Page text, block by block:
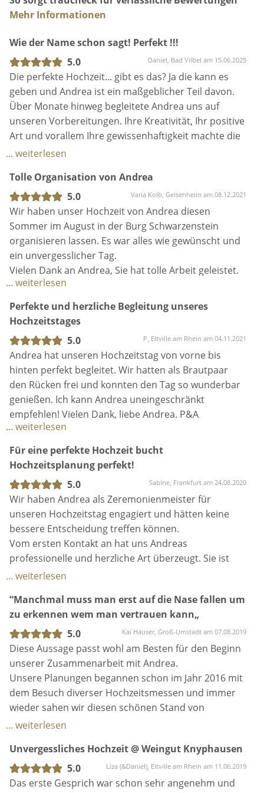
Herzliche Grüße
eure Andrea
Mehr Informationen
Wie der Name schon sagt! Perfekt !!!
5.0
Daniel, Bad Vilbel am 15.06.2025
Die perfekte Hochzeit... gibt es das? Ja die kann es
geben und Andrea ist ein maßgeblicher Teil davon.
Über Monate hinweg begleitete Andrea uns auf
unseren Vorbereitungen. Ihre Kreativität, Ihr positive
Art und vorallem Ihre gewissenhaftigkeit machte die
Vorbereitung für uns zu einem enstpannten und
Zeremonie und der große Tag sind entscheidend,
sondern die minutiöse, monatelange
Vorbereitungszeit.
Ohne Andrea, hätten wir unsere Hochzeit nicht
planen können, wichtiger noch: ohne Andrea hätten
wir nicht die Freude daran gehabt.
Vielen Vielen Dank nochmals für Dein Engagement
und Deine fantastische Art Dinge zu planen und uns,
ermöglichen.
An alle Paare die unentschlossen sind: In unseren
Augen, kann es keiner besser als Andrea.
... weiterlesen
Tolle Organisation von Andrea
5.0
Varia Kolb, Geisenheim am 08.12.2021
Wir haben unser Hochzeit von Andrea diesen
Sommer im August in der Burg Schwarzenstein
organisieren lassen. Es war alles wie gewünscht und
ein unvergesslicher Tag.
Vielen Dank an Andrea, Sie hat tolle Arbeit geleistet.
... weiterlesen
Perfekte und herzliche Begleitung unseres
Hochzeitstages
5.0
P, Eltville am Rhein am 04.11.2021
Andrea hat unseren Hochzeitstag von vorne bis
hinten perfekt begleitet. Wir hatten als Brautpaar
den Rücken frei und konnten den Tag so wunderbar
genießen. Ich kann Andrea uneingeschränkt
empfehlen! Vielen Dank, liebe Andrea. P&A
... weiterlesen
Für eine perfekte Hochzeit bucht
Hochzeitsplanung perfekt!
5.0
Sabine, Frankfurt am 24.08.2020
Wir haben Andrea als Zeremonienmeister für
unseren Hochzeitstag engagiert und hätten keine
bessere Entscheidung treffen können.
Vom ersten Kontakt an hat uns Andreas
professionelle und herzliche Art überzeugt. Sie ist
super organisiert und denkt einfach an alles.
Aufgrund von Corona mussten wir 3 Monate vor der
Hochzeit die ganze Planung, Locations und Gästeliste
umschmeißen. Es waren nervenaufreibende Wochen
mit täglichen Auf und Abs. Auch da stand uns Andrea
jederzeit mit guten Ratschlägen, Hinweisen und
einem offenen Ohr zur Zeit. Sie war immer für uns
erreichbar und sie wurde zu meiner engsten
Vertrauten während der Hochzeitsplanung.
fällt es mir normalerweise schwer, Dinge aus der
Hand zu geben. Bei Andrea war dies gar nicht der
Fall. Wir wussten, dass wir uns zu 1000% auf sie
... weiterlesen
“Manchmal muss man erst auf die Nase fallen um
zu erkennen wem man vertrauen kann„
5.0
Kai Hauser, Groß-Umstadt am 07.08.2019
Diese Aussage passt wohl am Besten für den Beginn
unserer Zusammenarbeit mit Andrea.
Unsere Planungen begannen schon im Jahr 2016 mit
dem Besuch diverser Hochzeitsmessen und immer
wieder sahen wir diesen schönen Stand von
Hochzeitsplanung perfekt. Doch für eine
2017 entschieden und die Entscheidung war
PERFEKT.
Mit Andrea gewinnt man eine Dienstleisterin, welche
... weiterlesen
Unvergessliches Hochzeit @ Weingut Knyphausen
5.0
Liza (&Daniel), Eltville am Rhein am 11.06.2019
Das erste Gesprich war schon sehr angenehm und